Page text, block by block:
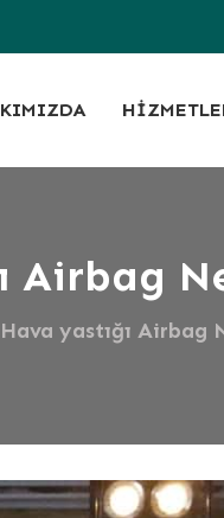
Airbag
Hava yastığı Airbag